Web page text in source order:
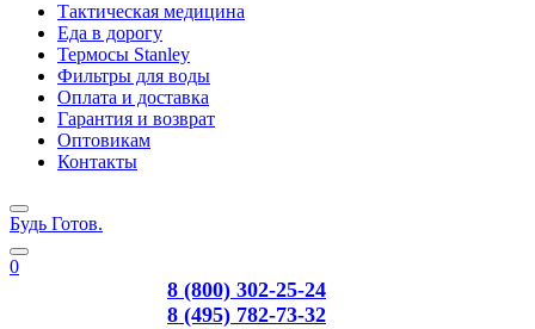
Тактическая медицина
Еда в дорогу
Термосы Stanley
Фильтры для воды
Оплата и доставка
Гарантия и возврат
Оптовикам
Контакты
Будь Готов.
0
8 (800) 302-25-24
8 (495) 782-73-32